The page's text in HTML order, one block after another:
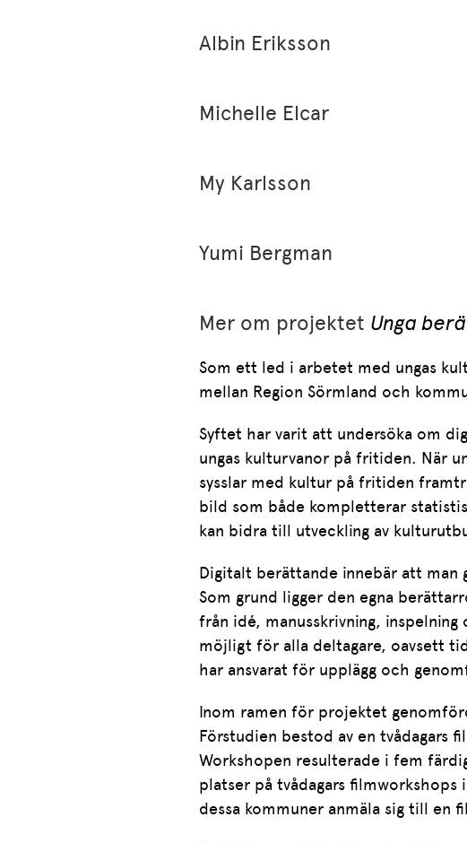
Albin Eriksson
Michelle Elcar
My Karlsson
Yumi Bergman
Mer om projektet Unga
Som ett led i arbetet med ungas
mellan Region Sörmland och
Syftet har varit att undersöka om
ungas kulturvanor på fritiden. När
sysslar med kultur på fritiden
bild som både kompletterar
kan bidra till utveckling av
Digitalt berättande innebär att
Som grund ligger den egna
från idé, manusskrivning,
möjligt för alla deltagare, oavsett
har ansvarat för upplägg och
Inom ramen för projektet
Förstudien bestod av en tvådagars
Workshopen resulterade i fem
platser på tvådagars filmworkshops
dessa kommuner anmäla sig till en